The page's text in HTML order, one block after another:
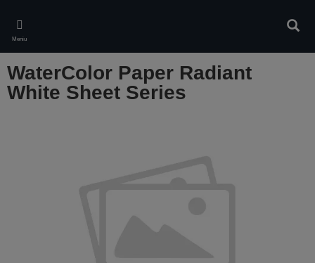
main
content
Meniu
WaterColor Paper Radiant
White Sheet Series